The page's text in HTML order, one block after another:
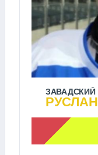
ЗАВАДСКИЙ
РУСЛАН